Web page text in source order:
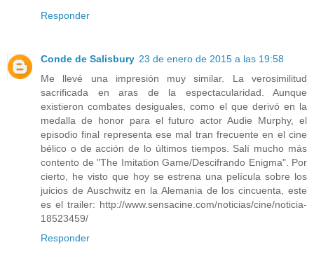
Responder
Conde de Salisbury 23 de enero de 2015 a las 19:58
Me llevé una impresión muy similar. La verosimilitud
sacrificada en aras de la espectacularidad. Aunque
existieron combates desiguales, como el que derivó en la
medalla de honor para el futuro actor Audie Murphy, el
episodio final representa ese mal tran frecuente en el cine
bélico o de acción de lo últimos tiempos. Salí mucho más
contento de "The Imitation Game/Descifrando Enigma". Por
cierto, he visto que hoy se estrena una película sobre los
juicios de Auschwitz en la Alemania de los cincuenta, este
es el trailer: http://www.sensacine.com/noticias/cine/noticia-
18523459/
Responder